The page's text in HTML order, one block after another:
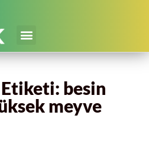
besin
meyve